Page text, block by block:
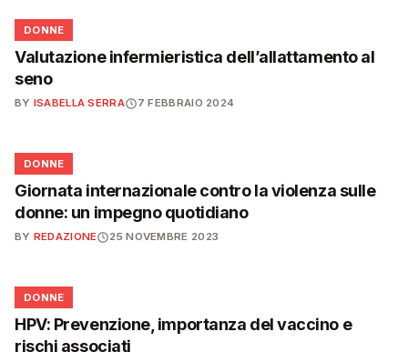
🌸
DONNE
Valutazione infermieristica dell’allattamento al
seno
BY ISABELLA SERRA 7 FEBBRAIO 2024
🌸
DONNE
Giornata internazionale contro la violenza sulle
donne: un impegno quotidiano
BY REDAZIONE 25 NOVEMBRE 2023
🌸
DONNE
HPV: Prevenzione, importanza del vaccino e
rischi associati